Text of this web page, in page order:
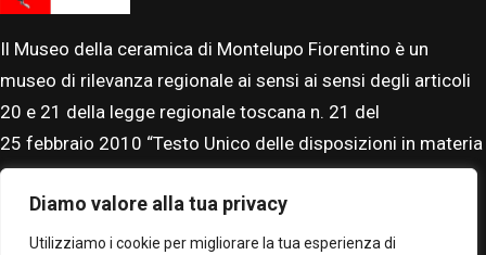
Diamo valore alla tua privacy
Utilizziamo i cookie per migliorare la tua esperienza di
Il Museo della ceramica di Montelupo Fiorentino è un
museo di rilevanza regionale ai sensi ai sensi degli articoli
20 e 21 della legge regionale toscana n. 21 del
25 febbraio 2010 “Testo Unico delle disposizioni in materia
di beni, istituti e attività culturali”. Il Museo è accreditato al
Sistema Museale Nazionale.